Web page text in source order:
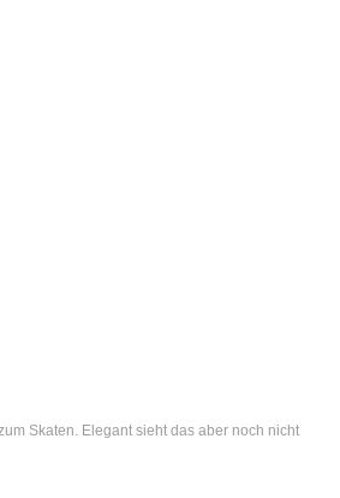
Skaten. Elegant sieht das aber noch nicht